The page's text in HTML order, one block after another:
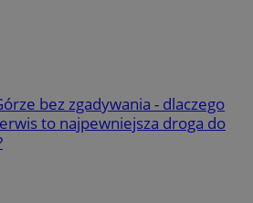
bez zgadywania - dlaczego
to najpewniejsza droga do